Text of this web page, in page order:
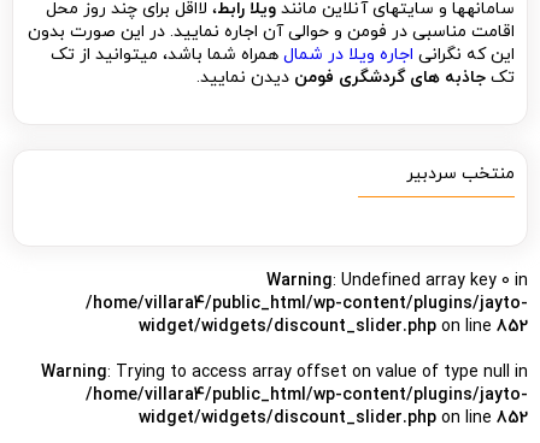
سامانه­ها و سایت­های آنلاین مانند ویلا رابط، لااقل برای چند روز محل
اقامت مناسبی در فومن و حوالی آن اجاره نمایید. در این صورت بدون
این که نگرانی اجاره ویلا در شمال همراه شما باشد، می­توانید از تک
تک جاذبه های گردشگری فومن دیدن نمایید.
منتخب سردبیر
Warning: Undefined array key 0 in
/home/villara4/public_html/wp-content/plugins/jayto-
widget/widgets/discount_slider.php on line 852
Warning: Trying to access array offset on value of type null in
/home/villara4/public_html/wp-content/plugins/jayto-
widget/widgets/discount_slider.php on line 852